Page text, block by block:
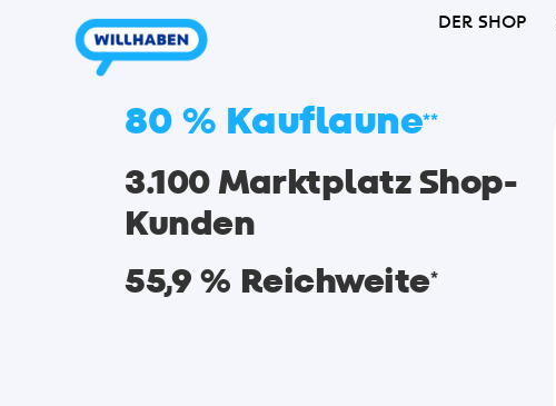
DER SHOP
80 % Kauflaune**
3.100 Marktplatz Shop-
Kunden
55,9 % Reichweite*